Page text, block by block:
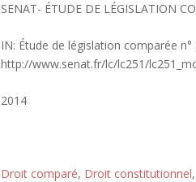
SENAT- ÉTUDE DE LÉGISLATION
IN: Étude de législation comparée
http://www.senat.fr/lc/lc251/
2014
Droit comparé, Droit constitutionnel,